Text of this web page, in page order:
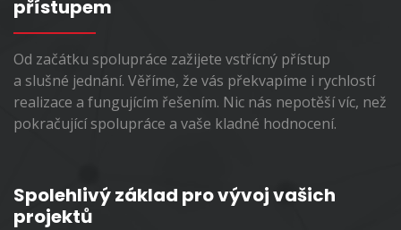
přístupem
Od začátku spolupráce zažijete vstřícný přístup
a slušné jednání. Věříme, že vás překvapíme i rychlostí
realizace a fungujícím řešením. Nic nás nepotěší víc, než
pokračující spolupráce a vaše kladné hodnocení.
Spolehlivý základ pro vývoj vašich
projektů